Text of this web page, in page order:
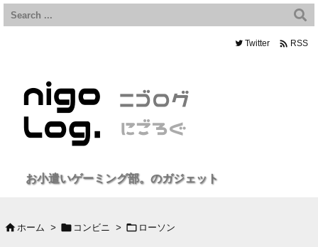
Twitter  RSS
お小遣いゲーミング部。のガジェット
 ホーム >  コンビニ >  ローソン